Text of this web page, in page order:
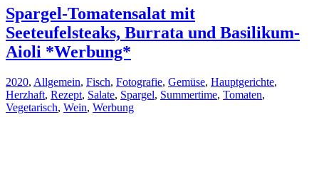
Spargel-Tomatensalat mit
Seeteufelsteaks, Burrata und Basilikum-
Aioli *Werbung*
2020, Allgemein, Fisch, Fotografie, Gemüse, Hauptgerichte,
Herzhaft, Rezept, Salate, Spargel, Summertime, Tomaten,
Vegetarisch, Wein, Werbung